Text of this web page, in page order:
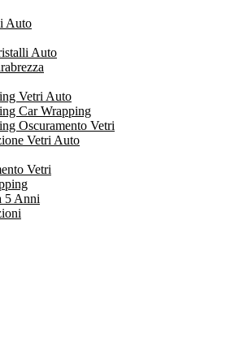
Auto
Auto
Vetri Auto
Car Wrapping
Oscuramento Vetri
Vetri Auto
Vetri
5 Anni